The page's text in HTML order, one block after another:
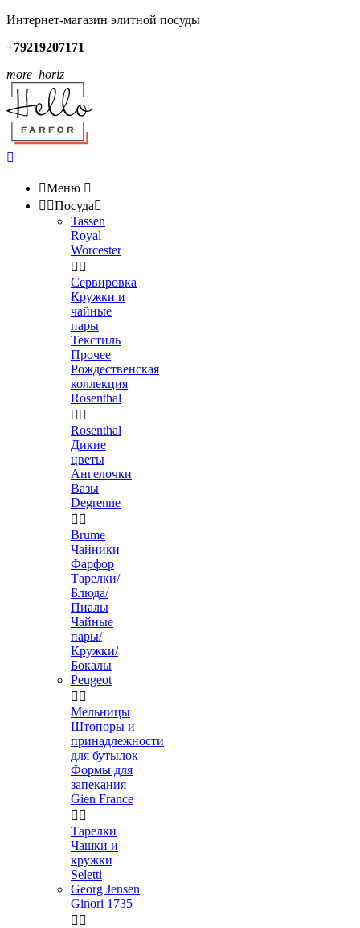
Интернет-магазин элитной посуды
+79219207171
more_horiz

Меню 
 Посуда
Tassen
Royal
Worcester
 
Сервировка
Кружки и
чайные
пары
Текстиль
Прочее
Рождественская
коллекция
Rosenthal
 
Rosenthal
Дикие
цветы
Ангелочки
Вазы
Degrenne
 
Brume
Чайники
Фарфор
Тарелки/
Блюда/
Пиалы
Чайные
пары/
Кружки/
Бокалы
Peugeot
 
Мельницы
Штопоры и
принадлежности
для бутылок
Формы для
запекания
Gien France
 
Тарелки
Чашки и
кружки
Seletti
Georg Jensen
Ginori 1735
 